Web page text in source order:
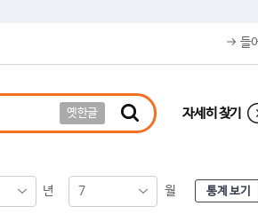
들
옛한글 자세히 찾기
년 7 월 통계 보기